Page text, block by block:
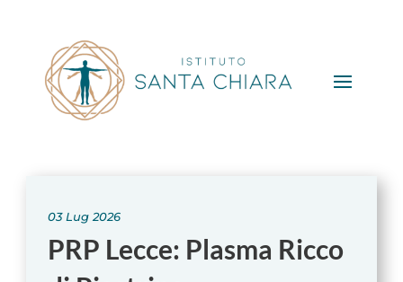
03 Lug 2026
PRP Lecce: Plasma Ricco